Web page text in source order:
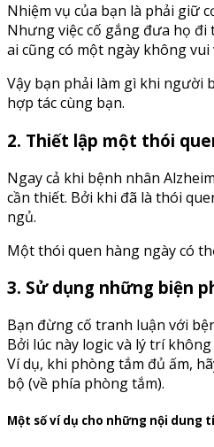
Nhiệm vụ của bạn là phải giữ
Nhưng việc cố gắng đưa họ
ai cũng có một ngày không
Vậy bạn phải làm gì khi người
hợp tác cùng bạn.
2. Thiết lập một thói
Ngay cả khi bệnh nhân
cần thiết. Bởi khi đã là thói
ngủ.
Một thói quen hàng ngày có
3. Sử dụng những biện
Bạn đừng cố tranh luận với
Bởi lúc này logic và lý trí
Ví dụ, khi phòng tắm đủ ấm,
bộ (về phía phòng tắm).
Một số ví dụ cho những nội dung